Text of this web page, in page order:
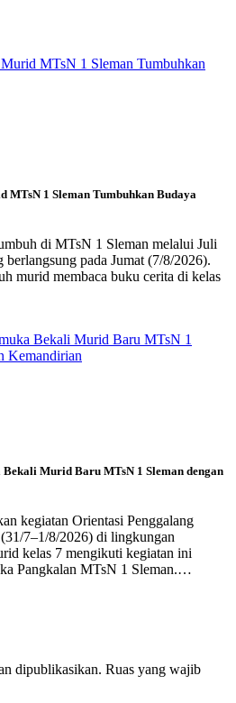
1 Sleman Tumbuhkan Budaya
di MTsN 1 Sleman melalui Juli
pada Jumat (7/8/2026).
murid membaca buku cerita di kelas
Murid Baru MTsN 1 Sleman dengan
kegiatan Orientasi Penggalang
7–1/8/2026) di lingkungan
kelas 7 mengikuti kegiatan ini
Pangkalan MTsN 1 Sleman.…
dipublikasikan. Ruas yang wajib